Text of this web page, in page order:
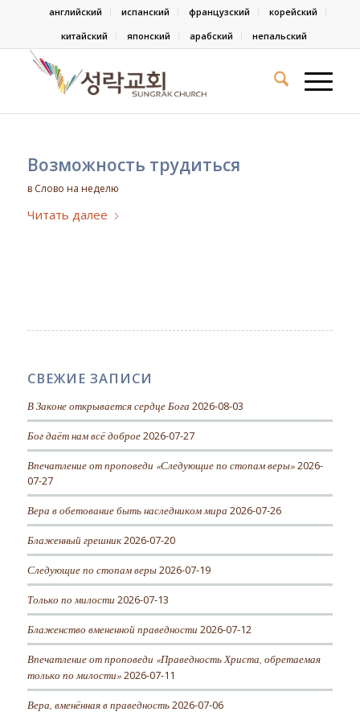
английский испанский французский
корейский
китайский
японский арабский непальский
Возможность трудиться
в Слово на неделю
Читать далее
СВЕЖИЕ ЗАПИСИ
В Законе открывается сердце Бога 2026-08-03
Бог даёт нам всё доброе 2026-07-27
Впечатление от проповеди «Следующие по стопам веры» 2026-
07-27
Вера в обетование быть наследником мира 2026-07-26
Блаженный грешник 2026-07-20
Следующие по стопам веры 2026-07-19
Только по милости 2026-07-13
Блаженство вмененной праведности 2026-07-12
Впечатление от проповеди «Праведность Христа, обретаемая
только по милости» 2026-07-11
Вера, вменённая в праведность 2026-07-06